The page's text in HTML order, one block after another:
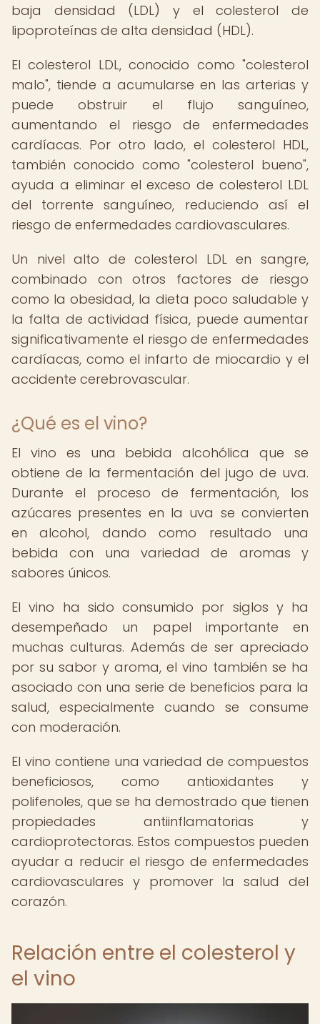
baja densidad (LDL) y el colesterol de
lipoproteínas de alta densidad (HDL).
El colesterol LDL, conocido como "colesterol
malo", tiende a acumularse en las arterias y
puede obstruir el flujo sanguíneo,
aumentando el riesgo de enfermedades
cardíacas. Por otro lado, el colesterol HDL,
también conocido como "colesterol bueno",
ayuda a eliminar el exceso de colesterol LDL
del torrente sanguíneo, reduciendo así el
riesgo de enfermedades cardiovasculares.
Un nivel alto de colesterol LDL en sangre,
combinado con otros factores de riesgo
como la obesidad, la dieta poco saludable y
la falta de actividad física, puede aumentar
significativamente el riesgo de enfermedades
cardíacas, como el infarto de miocardio y el
accidente cerebrovascular.
¿Qué es el vino?
El vino es una bebida alcohólica que se
obtiene de la fermentación del jugo de uva.
Durante el proceso de fermentación, los
azúcares presentes en la uva se convierten
en alcohol, dando como resultado una
bebida con una variedad de aromas y
sabores únicos.
El vino ha sido consumido por siglos y ha
desempeñado un papel importante en
muchas culturas. Además de ser apreciado
por su sabor y aroma, el vino también se ha
asociado con una serie de beneficios para la
salud, especialmente cuando se consume
con moderación.
El vino contiene una variedad de compuestos
beneficiosos, como antioxidantes y
polifenoles, que se ha demostrado que tienen
propiedades antiinflamatorias y
cardioprotectoras. Estos compuestos pueden
ayudar a reducir el riesgo de enfermedades
cardiovasculares y promover la salud del
corazón.
Relación entre el colesterol y
el vino